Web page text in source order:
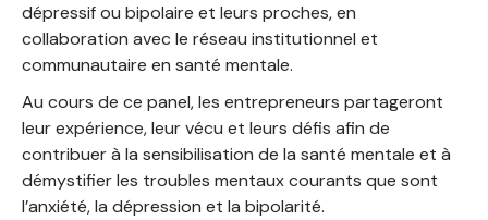
dépressif ou bipolaire et leurs proches, en
collaboration avec le réseau institutionnel et
communautaire en santé mentale.
Au cours de ce panel, les entrepreneurs partageront
leur expérience, leur vécu et leurs défis afin de
contribuer à la sensibilisation de la santé mentale et à
démystifier les troubles mentaux courants que sont
l’anxiété, la dépression et la bipolarité.